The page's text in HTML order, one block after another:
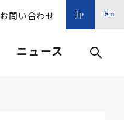
お問い合わせ Jp En
ニュース